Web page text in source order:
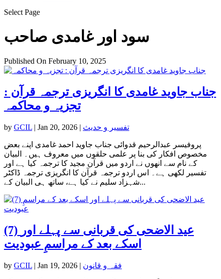
Select Page
سود اور غامدی صاحب
Published On February 10, 2025
جناب جاوید غامدی کا انگریزی ترجمہ قرآن :
تجزیہ و محاکمہ
by GCIL | Jan 20, 2026 | تفسیر و حدیث
پروفیسر عبدالرحیم قدوائی جناب جاوید احمد غامدی اپنے بعض
مخصوص افکار کی بنا پر علمی حلقوں میں معروف ہیں۔ البیان
کے نام سے انھوں نے اردو میں قرآن مجید کا ترجمہ کیا ہے اور
تفسیر لکھی ہے۔ اس اردو ترجمہ قرآن کا انگریزی ترجمہ ڈاکٹر
شہزاد سلیم نے کیا ہے، ساتھ ہی البیان کے...
(7) عید الاضحی کی قربانی سے پہلے اور
اسکے بعد کے مراسمِ عبودیت
by GCIL | Jan 19, 2026 | فقہ و قانون